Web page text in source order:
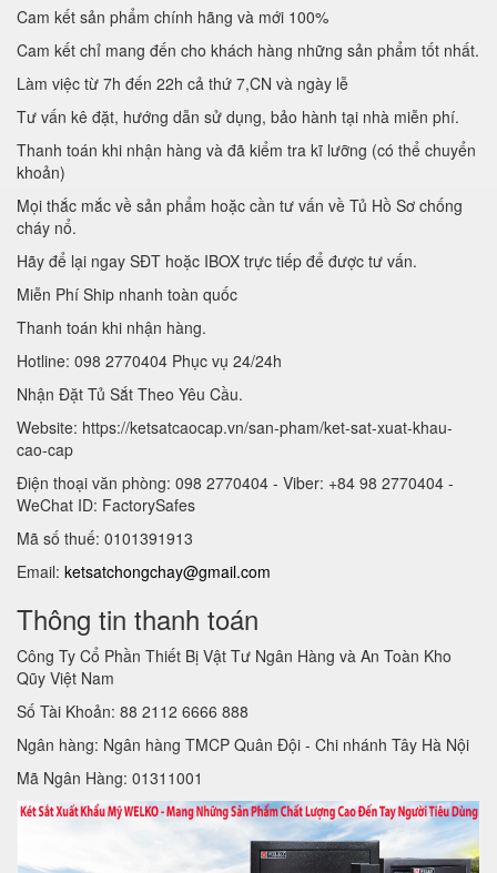
Cam kết sản phẩm chính hãng và mới 100%
Cam kết chỉ mang đến cho khách hàng những sản phẩm tốt nhất.
Làm việc từ 7h đến 22h cả thứ 7,CN và ngày lễ
Tư vấn kê đặt, hướng dẫn sử dụng, bảo hành tại nhà miễn phí.
Thanh toán khi nhận hàng và đã kiểm tra kĩ lưỡng (có thể chuyển
khoản)
Mọi thắc mắc về sản phẩm hoặc cần tư vấn về Tủ Hồ Sơ chống
cháy nổ.
Hãy để lại ngay SĐT hoặc IBOX trực tiếp để được tư vấn.
Miễn Phí Ship nhanh toàn quốc
Thanh toán khi nhận hàng.
Hotline: 098 2770404 Phục vụ 24/24h
Nhận Đặt Tủ Sắt Theo Yêu Cầu.
Website: https://ketsatcaocap.vn/san-pham/ket-sat-xuat-khau-
cao-cap
Điện thoại văn phòng: 098 2770404 - Viber: +84 98 2770404 -
WeChat ID: FactorySafes
Mã số thuế: 0101391913
Email: ketsatchongchay@gmail.com
Thông tin thanh toán
Công Ty Cổ Phần Thiết Bị Vật Tư Ngân Hàng và An Toàn Kho
Qũy Việt Nam
Số Tài Khoản: 88 2112 6666 888
Ngân hàng: Ngân hàng TMCP Quân Đội - Chi nhánh Tây Hà Nội
Mã Ngân Hàng: 01311001